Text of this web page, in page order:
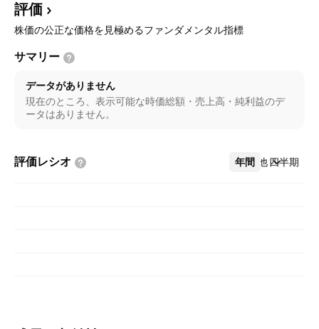
評価
株価の公正な価格を見極めるファンダメンタル指標
サマリー
データがありません
現在のところ、表示可能な時価総額・売上高・純利益のデ
ータはありません。
評価レシオ 年間 四半期
その他